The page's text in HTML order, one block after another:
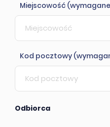
Miejscowość
Kod pocztowy
Odbiorca